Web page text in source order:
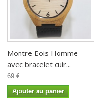
Montre Bois Homme
avec bracelet cuir...
69 €
Ajouter au panier